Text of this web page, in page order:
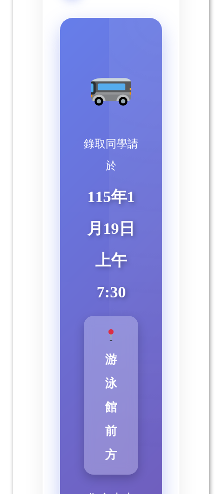
錄取同學請
於
115年1
月19日
上午
7:30
游
泳
館
前
方